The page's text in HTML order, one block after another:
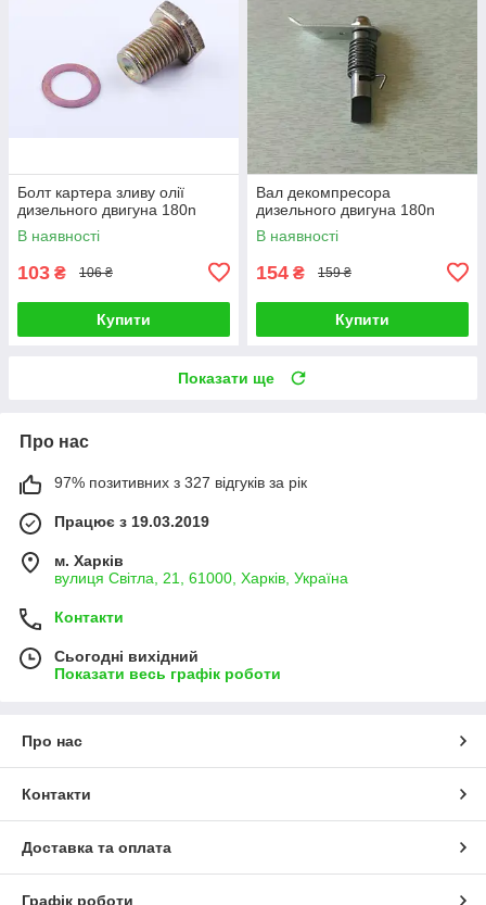
Болт картера зливу олії
дизельного двигуна 180n
В наявності
103 ₴ 106 ₴
Купити
Вал декомпресора
дизельного двигуна 180n
В наявності
154 ₴ 159 ₴
Купити
Показати ще
Про нас
97% позитивних з 327 відгуків за рік
Працює з 19.03.2019
м. Харків
вулиця Світла, 21, 61000, Харків, Україна
Контакти
Сьогодні вихідний
Показати весь графік роботи
Про нас
Контакти
Доставка та оплата
Графік роботи